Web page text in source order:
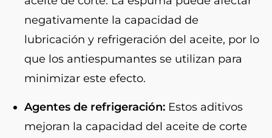
negativamente la capacidad de
lubricación y refrigeración del aceite, por lo
que los antiespumantes se utilizan para
minimizar este efecto.
Agentes de refrigeración: Estos aditivos
mejoran la capacidad del aceite de corte